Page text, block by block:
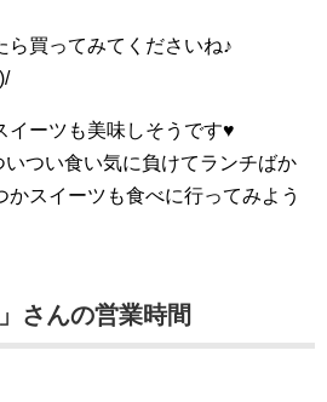
ら買ってみてくださいね♪
イーツも美味しそうです♥
つい食い気に負けてランチばか
かスイーツも食べに行ってみよう
」さんの営業時間